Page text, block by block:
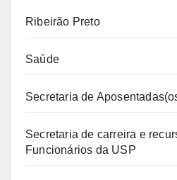
Ribeirão Preto
Saúde
Secretaria de
Secretaria de carreira e
Funcionários da USP